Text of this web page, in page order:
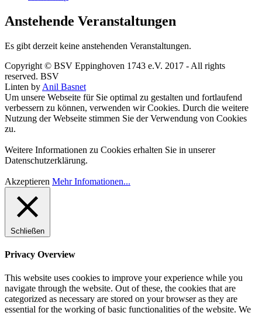
Anstehende Veranstaltungen
Es gibt derzeit keine anstehenden Veranstaltungen.
Copyright © BSV Eppinghoven 1743 e.V. 2017 - All rights
reserved. BSV
Linten by Anil Basnet
Um unsere Webseite für Sie optimal zu gestalten und fortlaufend
verbessern zu können, verwenden wir Cookies. Durch die weitere
Nutzung der Webseite stimmen Sie der Verwendung von Cookies
zu.
Weitere Informationen zu Cookies erhalten Sie in unserer
Datenschutzerklärung.
Akzeptieren Mehr Infomationen...
Schließen
Privacy Overview
This website uses cookies to improve your experience while you
navigate through the website. Out of these, the cookies that are
categorized as necessary are stored on your browser as they are
essential for the working of basic functionalities of the website. We